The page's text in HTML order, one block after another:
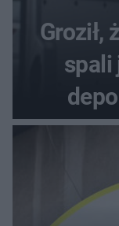
Groził,
spali